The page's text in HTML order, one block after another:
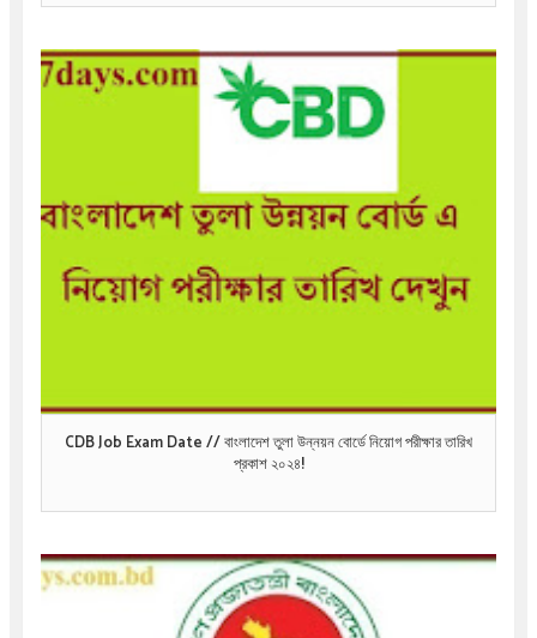
CDB Job Exam Date // বাংলাদেশ তুলা উন্নয়ন বোর্ডে নিয়োগ পরীক্ষার তারিখ
প্রকাশ ২০২৪!